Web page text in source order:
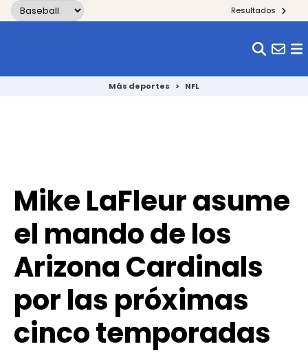
Skip to content Resultados
Más deportes > NFL
Mike LaFleur asume
el mando de los
Arizona Cardinals
por las próximas
cinco temporadas